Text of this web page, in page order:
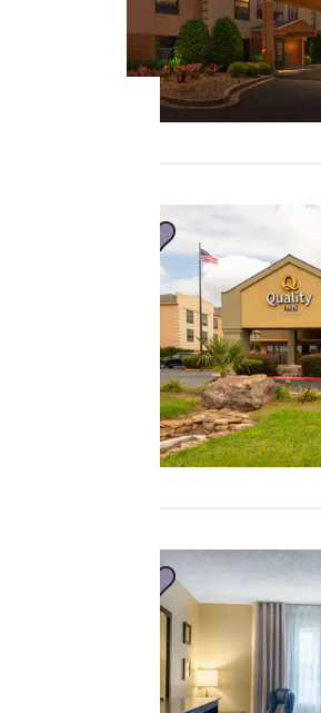
Privatsphäre
ist uns
wichtig.
Unsere Website
verwendet Cookies,
einschließlich Cookies
von Drittanbietern, zu
personalisiertes Web-
Erlebnis zu bieten,
indem Werbung gemäß
Ihrer Vorlieben gesendet
wird. So können wir uns